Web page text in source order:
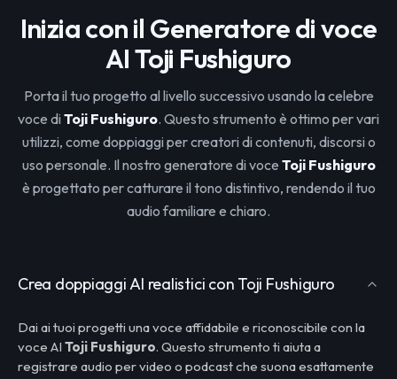
Inizia con il Generatore di voce
AI Toji Fushiguro
Porta il tuo progetto al livello successivo usando la celebre
voce diToji Fushiguro. Questo strumento è ottimo per vari
utilizzi, come doppiaggi per creatori di contenuti, discorsi o
uso personale. Il nostro generatore di voce Toji Fushiguro
è progettato per catturare il tono distintivo, rendendo il tuo
audio familiare e chiaro.
Crea doppiaggi AI realistici con Toji Fushiguro
Dai ai tuoi progetti una voce affidabile e riconoscibile con la
voce AI Toji Fushiguro. Questo strumento ti aiuta a
registrare audio per video o podcast che suona esattamente